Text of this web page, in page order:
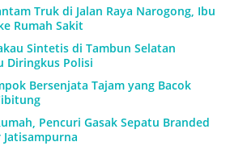
Truk di Jalan Raya Narogong, Ibu
Rumah Sakit
Sintetis di Tambun Selatan
Diringkus Polisi
Bersenjata Tajam yang Bacok
Pencuri Gasak Sepatu Branded